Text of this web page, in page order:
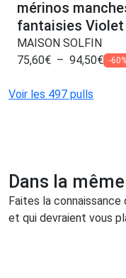
mérinos
fantaisies
MAISON SOLFIN
75,60€ – 94,50€ -
Voir les 497 pulls
Dans la
Faites la connaissance
et qui devraient vous